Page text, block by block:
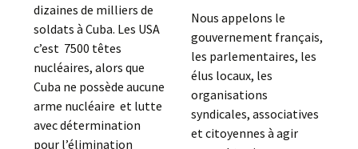
dizaines de milliers de
soldats à Cuba. Les USA
c’est 7500 têtes
nucléaires, alors que
Cuba ne possède aucune
arme nucléaire et lutte
avec détermination
pour l’élimination
Nous appelons le
gouvernement français,
les parlementaires, les
élus locaux, les
organisations
syndicales, associatives
et citoyennes à agir